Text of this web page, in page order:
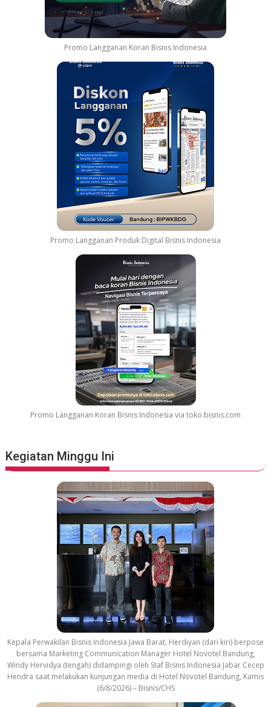
Promo Langganan Koran Bisnis Indonesia
Promo Langganan Produk Digital Bisnis Indonesia
Promo Langganan Koran Bisnis Indonesia via toko.bisnis.com
Kegiatan Minggu Ini
Kepala Perwakilan Bisnis Indonesia Jawa Barat, Herdiyan (dari kiri) berpose
bersama Marketing Communication Manager Hotel Novotel Bandung,
Windy Hervidya (tengah) didampingi oleh Staf Bisnis Indonesia Jabar Cecep
Hendra saat melakukan kunjungan media di Hotel Novotel Bandung, Kamis
(6/8/2026) – Bisnis/CHS